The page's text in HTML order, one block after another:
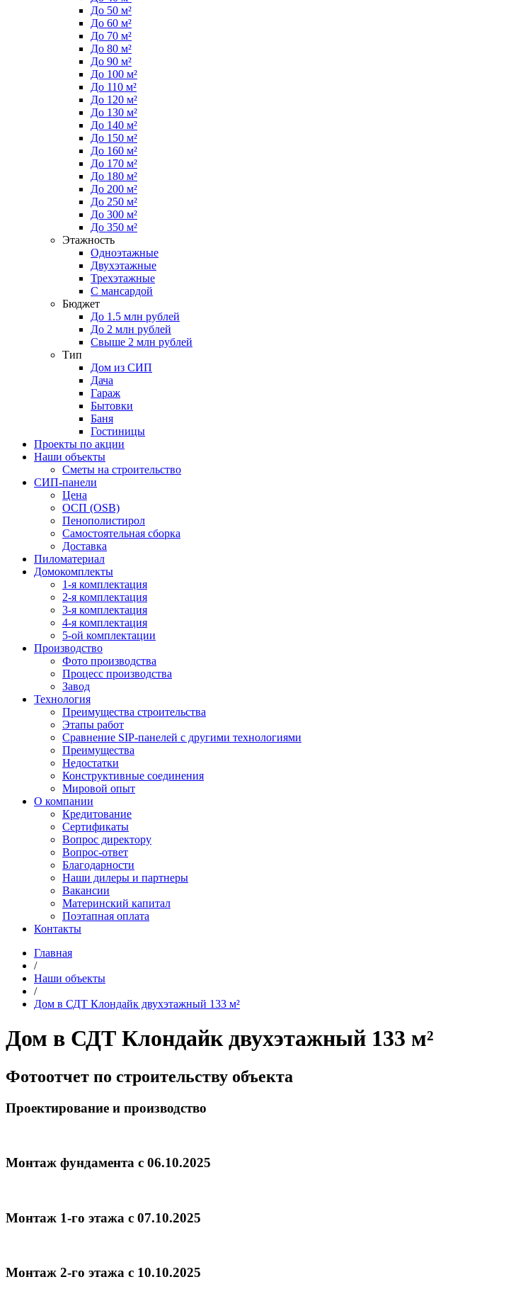
До 50 м²
До 60 м²
До 70 м²
До 80 м²
До 90 м²
До 100 м²
До 110 м²
До 120 м²
До 130 м²
До 140 м²
До 150 м²
До 160 м²
До 170 м²
До 180 м²
До 200 м²
До 250 м²
До 300 м²
До 350 м²
Этажность
Одноэтажные
Двухэтажные
Трехэтажные
С мансардой
Бюджет
До 1.5 млн рублей
До 2 млн рублей
Свыше 2 млн рублей
Тип
Дом из СИП
Дача
Гараж
Бытовки
Баня
Гостиницы
Проекты по акции
Наши объекты
Сметы на строительство
СИП-панели
Цена
ОСП (OSB)
Пенополистирол
Самостоятельная сборка
Доставка
Пиломатериал
Домокомплекты
1-я комплектация
2-я комплектация
3-я комплектация
4-я комплектация
5-ой комплектации
Производство
Фото производства
Процесс производства
Завод
Технология
Преимущества строительства
Этапы работ
Сравнение SIP-панелей с другими технологиями
Преимущества
Недостатки
Конструктивные соединения
Мировой опыт
О компании
Кредитование
Сертификаты
Вопрос директору
Вопрос-ответ
Благодарности
Наши дилеры и партнеры
Вакансии
Материнский капитал
Поэтапная оплата
Контакты
Главная
/
Наши объекты
/
Дом в СДТ Клондайк двухэтажный 133 м²
Дом в СДТ Клондайк двухэтажный 133 м²
Фотоотчет по строительству объекта
Проектирование и производство
Монтаж фундамента с 06.10.2025
Монтаж 1-го этажа с 07.10.2025
Монтаж 2-го этажа с 10.10.2025